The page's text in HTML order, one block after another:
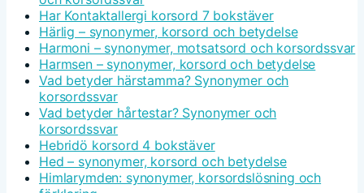
Har Kontaktallergi korsord 7 bokstäver
Härlig – synonymer, korsord och betydelse
Harmoni – synonymer, motsatsord och korsordssvar
Harmsen – synonymer, korsord och betydelse
Vad betyder härstamma? Synonymer och
korsordssvar
Vad betyder hårtestar? Synonymer och
korsordssvar
Hebridö korsord 4 bokstäver
Hed – synonymer, korsord och betydelse
Himlarymden: synonymer, korsordslösning och